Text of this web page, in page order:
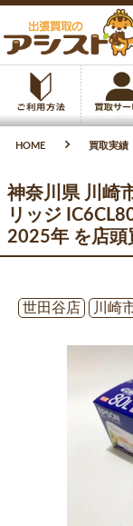
HOME 買取実績
神奈川県 川崎
リッジ
2025年 を店頭
世田谷店
川崎